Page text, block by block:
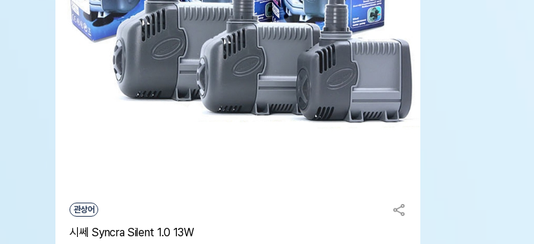
관상어
시쎄 Syncra Silent 1.0 13W